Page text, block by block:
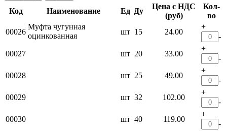
Код Наименование Ед Ду
Цена с НДС
(руб)
Кол-
во
00026
Муфта чугунная
оцинкованная
шт 15 24.00
+
-
00027
шт 20 33.00
+
-
00028
шт 25 49.00
+
-
00029
шт 32 102.00
+
-
00030
шт 40 119.00
+
-